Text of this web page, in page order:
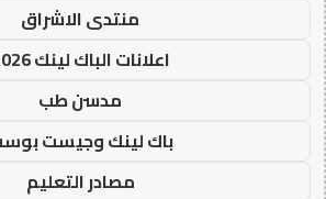
منتدى الاشراق
اعلانات الباك لينك 2026
مدسن طب
باك لينك وجيست
مصادر التعليم